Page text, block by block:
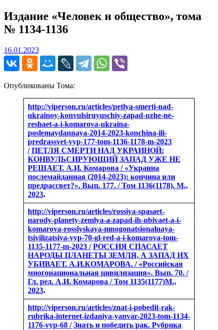
Издание «Человек и общество», тома
№ 1134-1136
16.01.202316.01.2023
Опубликованы Тома:
http://viperson.ru/articles/petlya-smerti-nad-
ukrainoy-konvulsiruyuschiy-zapad-uzhe-ne-
reshaet-a-i-komarova-ukraina-
poslemaydannaya-2014-2023-konchina-ili-
predrassvet-vyp-177-tom-1136-1178-m-2023
/ ПЕТЛЯ СМЕРТИ НАД УКРАИНОЙ:
КОНВУЛЬСИРУЮЩИЙ ЗАПАД УЖЕ НЕ
РЕШАЕТ. А.И. Комарова / «Украина
послемайданная (2014-2023): кончина или
предрассвет?». Вып. 177. / Том 1136(1178). М.,
2023.
http://viperson.ru/articles/rossiya-spasaet-
narody-planety-zemlya-a-zapad-ih-ubivaet-a-i-
komarova-rossiyskaya-mnogonatsionalnaya-
tsivilizatsiya-vyp-70-gl-red-a-i-komarova-tom-
1135-1177-m-2023 / РОССИЯ СПАСАЕТ
НАРОДЫ ПЛАНЕТЫ ЗЕМЛЯ, А ЗАПАД ИХ
УБИВАЕТ. А.И.КОМАРОВА. / «Российская
многонациональная цивилизация». Вып. 70. /
Гл. ред. А.И. Комарова / Том 1135(1177)М.,
2023.
http://viperson.ru/articles/znat-i-pobedit-rak-
rubrika-internet-izdaniya-yanvar-2023-tom-1134-
1176-vyp-68 / Знать и победить рак. Рубрика